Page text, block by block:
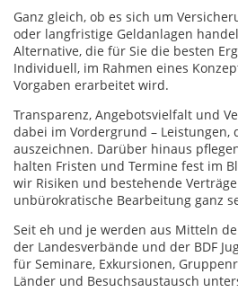
Ganz gleich, ob es sich um
oder langfristige Geldanlagen
Alternative, die für Sie die besten
Individuell, im Rahmen eines
Vorgaben erarbeitet wird.
Transparenz, Angebotsvielfalt und
dabei im Vordergrund – Leistungen,
auszeichnen. Darüber hinaus
halten Fristen und Termine fest im
wir Risiken und bestehende
unbürokratische Bearbeitung ganz
Seit eh und je werden aus Mitteln
der Landesverbände und der BDF
für Seminare, Exkursionen,
Länder und Besuchsaustausch